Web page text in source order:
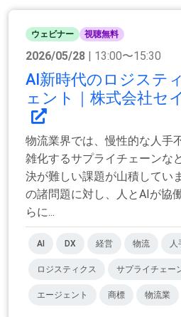
ウェビナー 視聴無料
2026/05/28 | 13:00〜15:30
AI新時代のロジステ
ェント｜株式会社セ
物流業界では、慢性的な人手
雑化するサプライチェーンな
決が難しい課題が山積して
の諸問題に対し、人とAIが協
らに...
AI DX 経営 物流 人
ロジスティクス サプライチェー
エージェント 商標 物流業